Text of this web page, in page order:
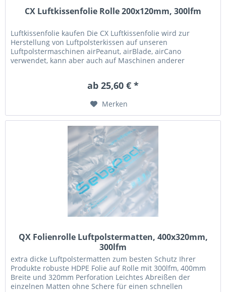
CX Luftkissenfolie Rolle 200x120mm, 300lfm
Luftkissenfolie kaufen Die CX Luftkissenfolie wird zur
Herstellung von Luftpolsterkissen auf unseren
Luftpolstermaschinen airPeanut, airBlade, airCano
verwendet, kann aber auch auf Maschinen anderer
ab 25,60 € *
Merken
QX Folienrolle Luftpolstermatten, 400x320mm,
300lfm
extra dicke Luftpolstermatten zum besten Schutz Ihrer
Produkte robuste HDPE Folie auf Rolle mit 300lfm, 400mm
Breite und 320mm Perforation Leichtes Abreißen der
einzelnen Matten ohne Schere für einen schnellen